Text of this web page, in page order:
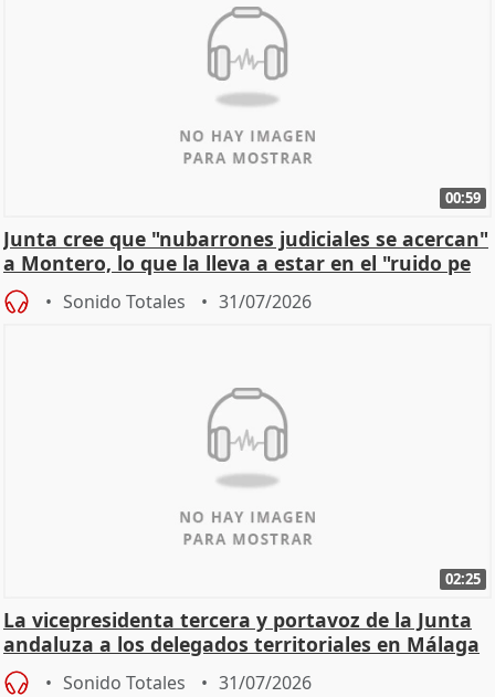
00:59
Junta cree que "nubarrones judiciales se acercan"
a Montero, lo que la lleva a estar en el "ruido pe
Sonido Totales 31/07/2026
02:25
La vicepresidenta tercera y portavoz de la Junta
andaluza a los delegados territoriales en Málaga
Sonido Totales 31/07/2026